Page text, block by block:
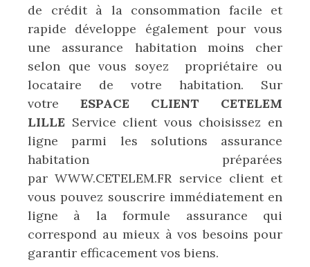
de crédit à la consommation facile et
rapide développe également pour vous
une assurance habitation moins cher
selon que vous soyez propriétaire ou
locataire de votre habitation. Sur
votre ESPACE CLIENT CETELEM
LILLE Service client vous choisissez en
ligne parmi les solutions assurance
habitation préparées
par WWW.CETELEM.FR service client et
vous pouvez souscrire immédiatement en
ligne à la formule assurance qui
correspond au mieux à vos besoins pour
garantir efficacement vos biens.